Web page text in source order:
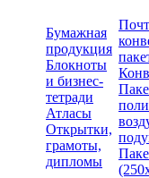
Бумажная
продукция
Блокноты
и бизнес-
тетради
Атласы
Открытки,
грамоты,
дипломы